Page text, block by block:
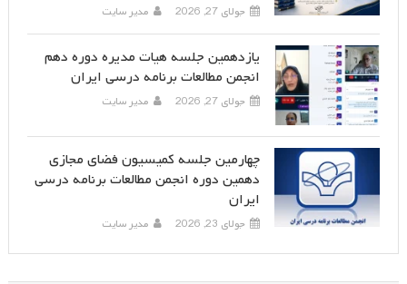
جولای 27, 2026 مدیر سایت
یازدهمین جلسه هیات مدیره دوره دهم
انجمن مطالعات برنامه درسی ایران
جولای 27, 2026 مدیر سایت
چهارمین جلسه کمیسیون فضای مجازی
دهمین دوره انجمن مطالعات برنامه درسی
ایران
جولای 23, 2026 مدیر سایت